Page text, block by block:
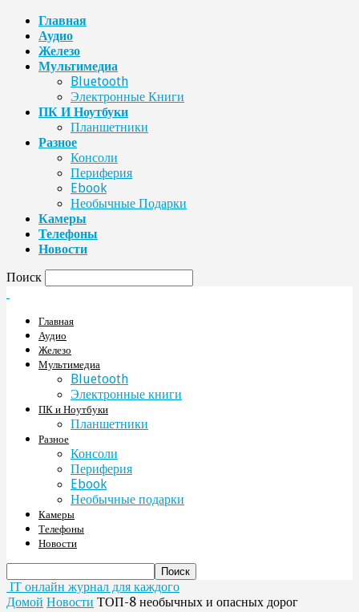
Главная
Аудио
Железо
Мультимедиа
Bluetooth
Электронные Книги
ПК И Ноутбуки
Планшетники
Разное
Консоли
Периферия
Ebook
Необычные Подарки
Камеры
Телефоны
Новости
Поиск
Главная
Аудио
Железо
Мультимедиа
Bluetooth
Электронные книги
ПК и Ноутбуки
Планшетники
Разное
Консоли
Периферия
Ebook
Необычные подарки
Камеры
Телефоны
Новости
IT онлайн журнал для каждого
Домой Новости ТОП-8 необычных и опасных дорог